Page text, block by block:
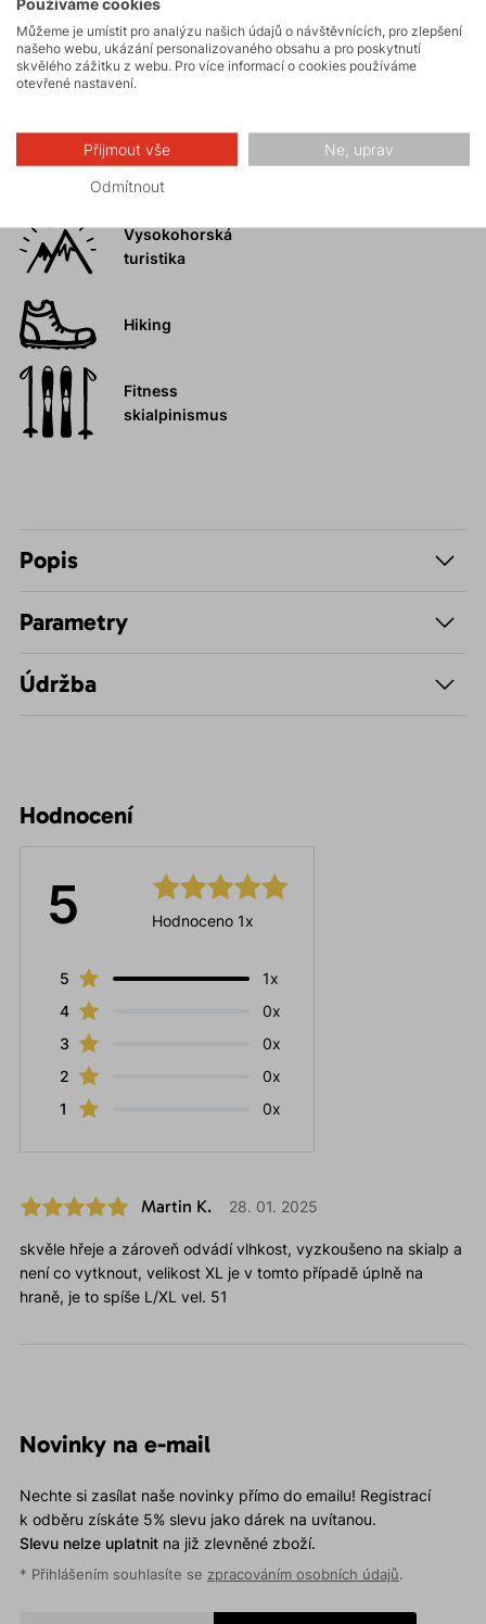
Skialpinismus
Turistika
Skalní lezení a
ferraty
Vysokohorská
turistika
Hiking
Fitness
skialpinismus
Popis
Parametry
Údržba
Hodnocení
5 Hodnoceno 1x
5
1x
4
0x
3
0x
2
0x
1
0x
Martin K. 28. 01. 2025
skvěle hřeje a zároveň odvádí vlhkost, vyzkoušeno na skialp a
není co vytknout, velikost XL je v tomto případě úplně na
hraně, je to spíše L/XL vel. 51
Novinky na e-mail
Nechte si zasílat naše novinky přímo do emailu! Registrací
k odběru získáte 5% slevu jako dárek na uvítanou.
Slevu nelze uplatnitna již zlevněné zboží.
* Přihlášením souhlasíte se zpracováním osobních údajů.
Používáme cookies
Můžeme je umístit pro analýzu našich údajů o návštěvnících, pro zlepšení
našeho webu, ukázání personalizovaného obsahu a pro poskytnutí
skvělého zážitku z webu. Pro více informací o cookies používáme
otevřené nastavení.
Přijmout vše Ne, uprav
Odmítnout